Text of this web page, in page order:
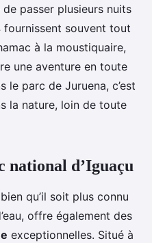
passer plusieurs nuits
fournissent souvent tout
à la moustiquaire,
une aventure en toute
le parc de Juruena, c’est
la nature, loin de toute
national d’Iguaçu
qu’il soit plus connu
offre également des
exceptionnelles. Situé à